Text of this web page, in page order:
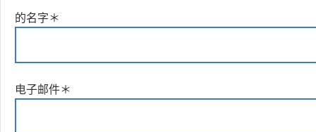
的名字＊
电子邮件＊